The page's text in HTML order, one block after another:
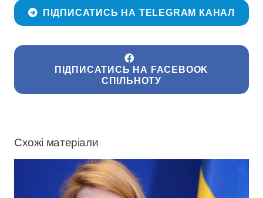
ПІДПИСАТИСЬ НА TELEGRAM КАНАЛ
ПІДПИСАТИСЬ НА FACEBOOK
СПІЛЬНОТУ
Схожі матеріали